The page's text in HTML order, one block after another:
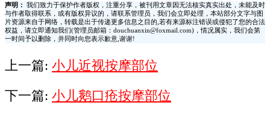
声明：
我们致力于保护作者版权，注重分享，被刊用文章因无法核实真实出处，未能及时
与作者取得联系，或有版权异议的，请联系管理员，我们会立即处理，本站部分文字与图
片资源来自于网络，转载是出于传递更多信息之目的,若有来源标注错误或侵犯了您的合法
权益，请立即通知我们(管理员邮箱：douchuanxin@foxmail.com)，情况属实，我们会第
一时间予以删除，并同时向您表示歉意,谢谢!
上一篇: 小儿近视按摩部位
下一篇: 小儿鹅口疮按摩部位